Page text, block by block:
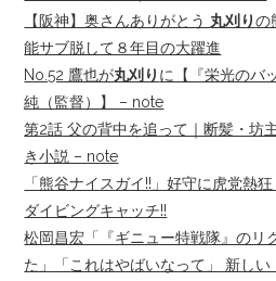
【阪神】奥さんありがとう 丸刈りの
能サブ脱して８年目の大躍進
No.52 鷹也が丸刈り に【『栄光のバ
純（監督）】 – note
第2話 父の背中を追って｜断髪・坊
き小説 – note
「熊谷ナイスガイ!!」好守に虎党熱狂
ダイビングキャッチ!!
松岡昌宏「『ギニュー特戦隊』のリ
た」「これはやばいなって」 新しい …